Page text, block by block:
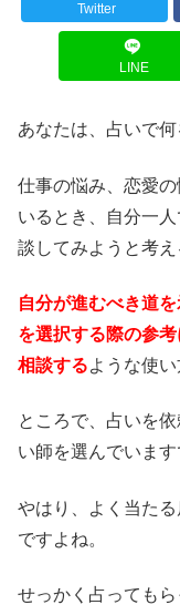
Twitter
LINE
あなたは、占いで
仕事の悩み、恋愛
いるとき、自分一
談してみようと考え
自分が進むべき道
を選択する際の参
相談するような使い
ところで、占いを
い師を選んでいます
やはり、よく当た
ですよね。
せっかく占っても